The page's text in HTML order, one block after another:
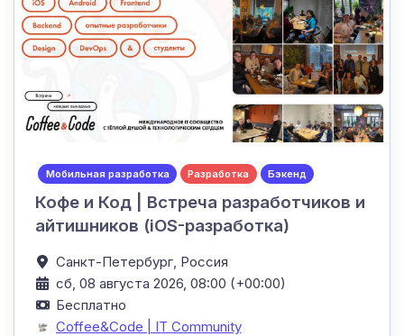
Мобильная разработка Разработка Бэкенд
Кофе и Код | Встреча разработчиков и
айтишников (iOS-разработка)
Санкт-Петербург, Россия
сб, 08 августа 2026, 08:00 (+00:00)
Бесплатно
Coffee&Code | IT Community